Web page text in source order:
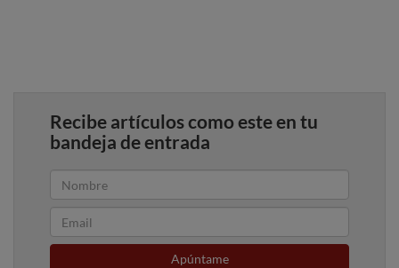
Recibe artículos como este en tu
bandeja de entrada
Apúntame